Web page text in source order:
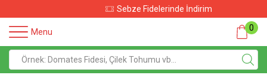
Sebze Fidelerinde İndirim
Menu 0